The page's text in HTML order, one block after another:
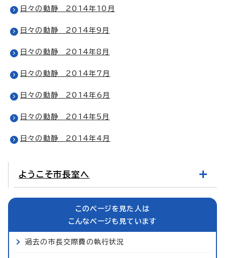
日々の動静 2014年10月
日々の動静 2014年9月
日々の動静 2014年8月
日々の動静 2014年7月
日々の動静 2014年6月
日々の動静 2014年5月
日々の動静 2014年4月
ようこそ市長室へ
このページを見た人は
こんなページも見ています
過去の市長交際費の執行状況